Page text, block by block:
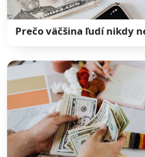
Prečo väčšina ľudí nikdy